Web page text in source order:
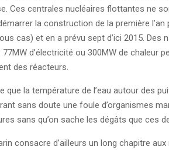
Ces centrales nucléaires flottantes ne
la construction de la première
cas) et en a prévu sept d’ici 2015.
d’électricité ou 300MW de chaleur
des réacteurs.
que la température de l’eau autour des
sans doute une foule d’organismes
sans qu’on sache les dégâts que ces
consacre d’ailleurs un long chapitre